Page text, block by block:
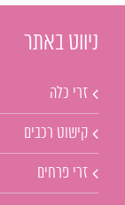
ניווט באתר
זרי כלה
קישוט רכבים
זרי פרחים